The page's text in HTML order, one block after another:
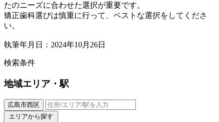
たのニーズに合わせた選択が重要です。
矯正歯科選びは慎重に行って、ベストな選択をしてくださ
い。
執筆年月日：2024年10月26日
検索条件
地域エリア・駅
広島市西区
エリアから探す